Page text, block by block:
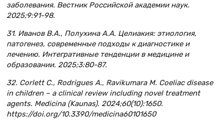
заболевания. Вестник Российской академии наук.
2025;9:91-98.
31. Иванов В.А., Полухина А.А. Целиакия: этиология,
патогенез, современные подходы к диагностике и
лечению. Интегративные тенденции в медицине и
образовании. 2025;3:80-87.
32. Corlett C., Rodrigues A., Ravikumara M. Coeliac disease
in children – a clinical review including novel treatment
agents. Medicina (Kaunas). 2024;60(10):1650.
https://doi.org/10.3390/medicina60101650